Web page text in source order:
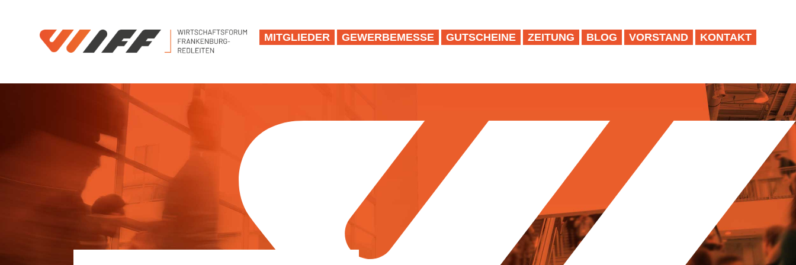
MITGLIEDER GEWERBEMESSE GUTSCHEINE ZEITUNG BLOG VORSTAND KONTAKT